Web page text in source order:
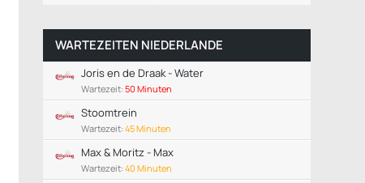
WARTEZEITEN NIEDERLANDE
Joris en de Draak - Water
Wartezeit: 50 Minuten
Stoomtrein
Wartezeit: 45 Minuten
Max & Moritz - Max
Wartezeit: 40 Minuten